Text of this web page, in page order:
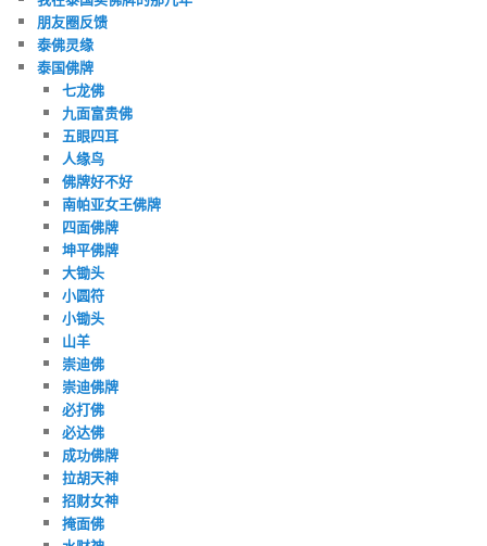
朋友圈反馈
泰佛灵缘
泰国佛牌
七龙佛
九面富贵佛
五眼四耳
人缘鸟
佛牌好不好
南帕亚女王佛牌
四面佛牌
坤平佛牌
大锄头
小圆符
小锄头
山羊
崇迪佛
崇迪佛牌
必打佛
必达佛
成功佛牌
拉胡天神
招财女神
掩面佛